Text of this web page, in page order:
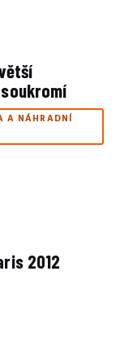
A NÁHRADNÍ
2012